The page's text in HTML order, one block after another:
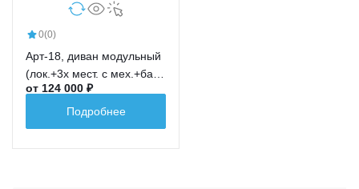
0(0)
Арт-18, диван модульный
(лок.+3х мест. с мех.+бар
новый+ср.кр.+лок.)
от 124 000 ₽
Подробнее